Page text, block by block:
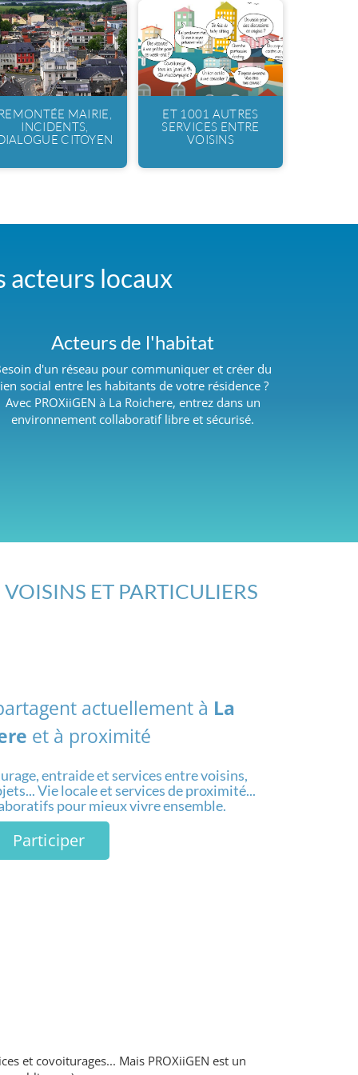
MAIRIE,
INCIDENTS,
CITOYEN
ET 1001 AUTRES
SERVICES ENTRE
VOISINS
acteurs locaux
Acteurs de l'habitat
d'un réseau pour communiquer et créer du
social entre les habitants de votre résidence ?
Avec PROXiiGEN à La Roichere, entrez dans un
environnement collaboratif libre et sécurisé.
ET PARTICULIERS
actuellement à La
et à proximité
entraide et services entre voisins,
Vie locale et services de proximité...
pour mieux vivre ensemble.
Participer
et covoiturages... Mais PROXiiGEN est un